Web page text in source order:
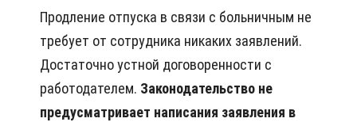
Продление отпуска в связи с больничным не
требует от сотрудника никаких заявлений.
Достаточно устной договоренности с
работодателем. Законодательство не
предусматривает написания заявления в